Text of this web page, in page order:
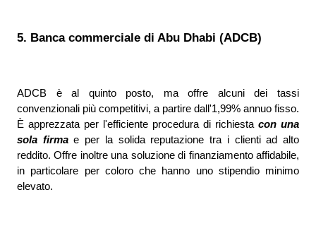
5. Banca commerciale di Abu Dhabi (ADCB)
ADCB è al quinto posto, ma offre alcuni dei tassi
convenzionali più competitivi, a partire dall'1,99% annuo fisso.
È apprezzata per l'efficiente procedura di richiesta con una
sola firma e per la solida reputazione tra i clienti ad alto
reddito. Offre inoltre una soluzione di finanziamento affidabile,
in particolare per coloro che hanno uno stipendio minimo
elevato.